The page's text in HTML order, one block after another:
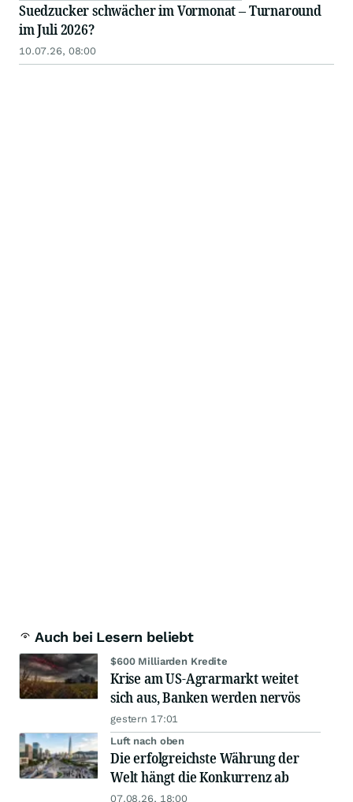
Suedzucker schwächer im Vormonat – Turnaround
im Juli 2026?
10.07.26, 08:00
Auch bei Lesern beliebt
$600 Milliarden Kredite
Krise am US-Agrarmarkt weitet
sich aus, Banken werden nervös
gestern 17:01
Luft nach oben
Die erfolgreichste Währung der
Welt hängt die Konkurrenz ab
07.08.26, 18:00